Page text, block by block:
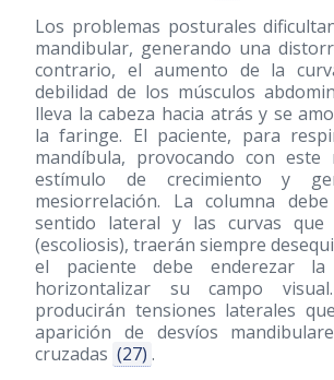
Los problemas posturales
mandibular, generando una
contrario, el aumento de la
debilidad de los músculos
lleva la cabeza hacia atrás y se
la faringe. El paciente, para
mandíbula, provocando con este
estímulo de crecimiento y
mesiorrelación. La columna
sentido lateral y las curvas que
(escoliosis), traerán siempre
el paciente debe enderezar la
horizontalizar su campo
producirán tensiones laterales
aparición de desvíos
cruzadas (27) .